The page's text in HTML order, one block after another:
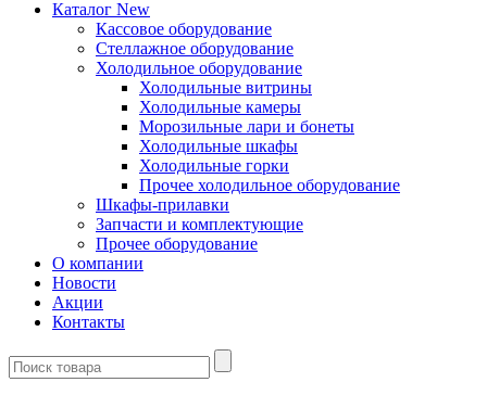
Каталог New
Кассовое оборудование
Стеллажное оборудование
Холодильное оборудование
Холодильные витрины
Холодильные камеры
Морозильные лари и бонеты
Холодильные шкафы
Холодильные горки
Прочее холодильное оборудование
Шкафы-прилавки
Запчасти и комплектующие
Прочее оборудование
О компании
Новости
Акции
Контакты